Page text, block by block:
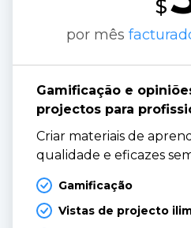
$
por mês
Gamificação e
projectos para
Criar materiais de
qualidade e eficazes
Gamificação
Vistas de projecto